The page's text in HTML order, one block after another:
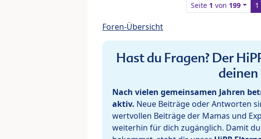
Seite 1 von 199 1
Foren-Übersicht
Hast du Fragen? Der
Nach vielen gemeinsamen Jahren
aktiv. Neue Beiträge oder Antworten
wertvollen Beiträge der Mamas und
weiterhin für dich zugänglich. Damit